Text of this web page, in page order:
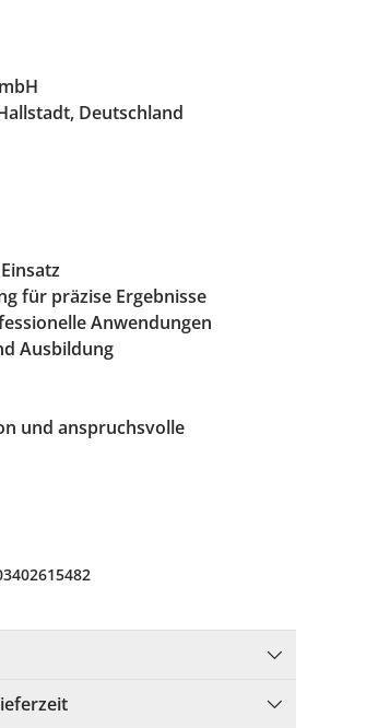
Deutschland
für präzise Ergebnisse
Anwendungen
Ausbildung
und anspruchsvolle